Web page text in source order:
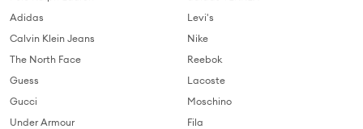
Adidas
Calvin Klein Jeans
The North Face
Guess
Gucci
Under Armour
Levi's
Nike
Reebok
Lacoste
Moschino
Fila